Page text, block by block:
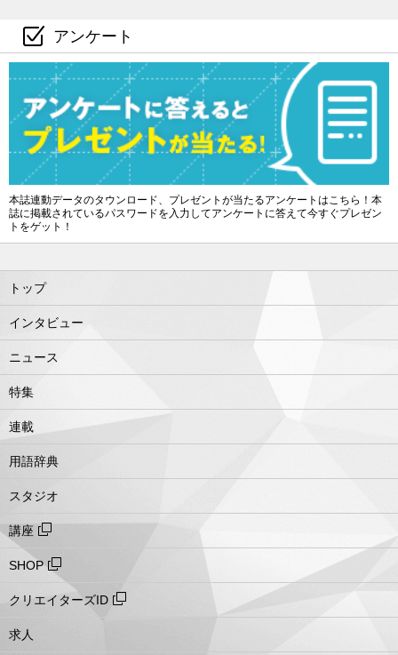
アンケート
本誌連動データのタウンロード、プレゼントが当たるアンケートはこちら！本
誌に掲載されているパスワードを入力してアンケートに答えて今すぐプレゼン
トをゲット！
トップ
インタビュー
ニュース
特集
連載
用語辞典
スタジオ
講座
SHOP
クリエイターズID
求人